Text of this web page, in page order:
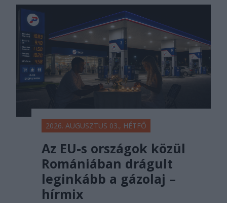
2026. AUGUSZTUS 03., HÉTFŐ
Az EU-s országok közül
Romániában drágult
leginkább a gázolaj –
hírmix